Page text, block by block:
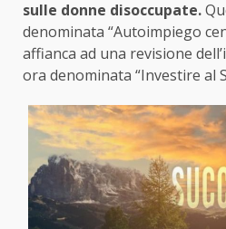
sulle donne disoccupate.
denominata “Autoimpiego
affianca ad una revisione
ora denominata “Investire al